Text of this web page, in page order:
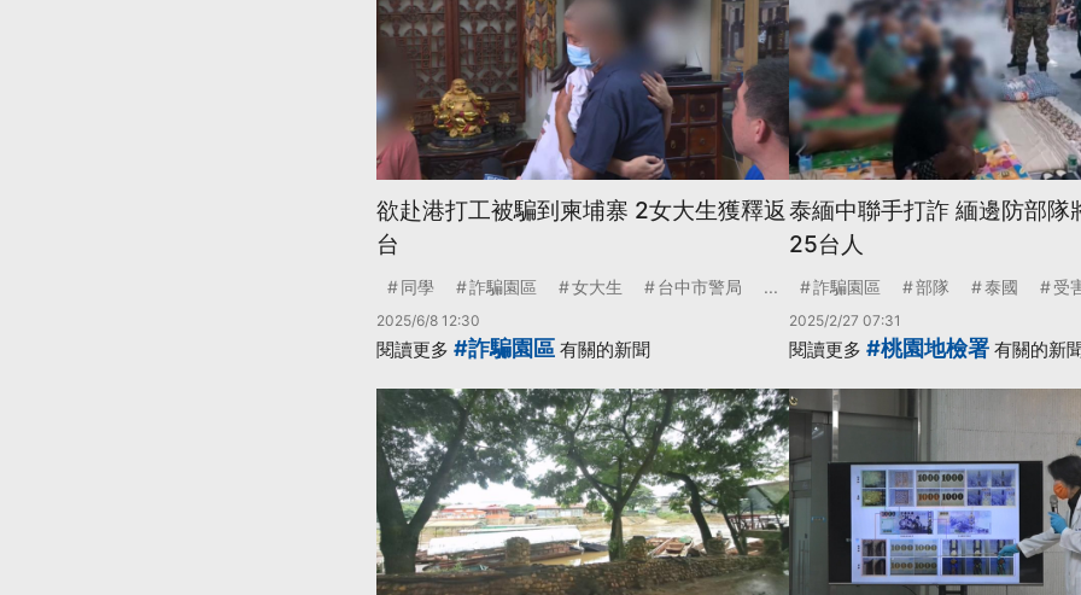
欲赴港打工被騙到柬埔寨 2女大生獲釋返
台
同學 詐騙園區 女大生 台中市警局 ...
2025/6/8 12:30
泰緬中聯手打詐 緬邊防部隊
25台人
詐騙園區 部隊 泰國 受
2025/2/27 07:31
閱讀更多 #詐騙園區 有關的新聞 閱讀更多 #桃園地檢署 有關的新